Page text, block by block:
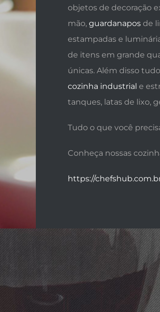
objetos de decoração
mão, guardanaposde
estampadas e
de itens em grande
únicas. Além disso
cozinha industrial e
tanques, latas de lixo,
Tudo o que você
Conheça nossas
https://